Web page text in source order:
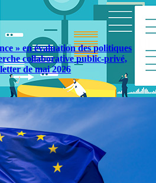
» en évaluation des politiques
collaborative public-privé,
de mai 2026